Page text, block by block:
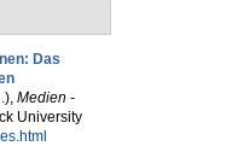
Das
, Medien -
University